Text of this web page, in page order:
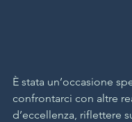
È stata un’occasione
confrontarci con altre
d’eccellenza, riflettere